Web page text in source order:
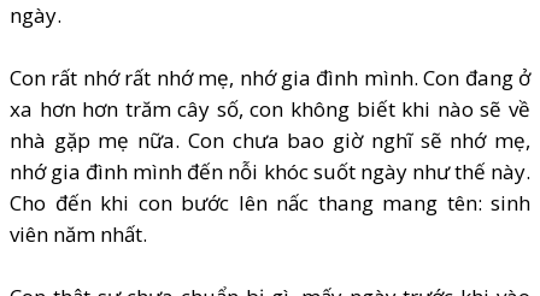
ngày.
Con rất nhớ rất nhớ mẹ, nhớ gia đình mình. Con đang ở
xa hơn hơn trăm cây số, con không biết khi nào sẽ về
nhà gặp mẹ nữa. Con chưa bao giờ nghĩ sẽ nhớ mẹ,
nhớ gia đình mình đến nỗi khóc suốt ngày như thế này.
Cho đến khi con bước lên nấc thang mang tên: sinh
viên năm nhất.